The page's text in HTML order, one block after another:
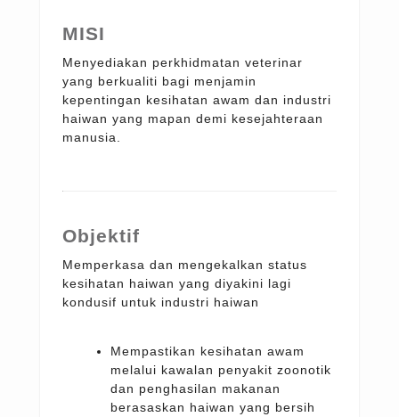
MISI
Menyediakan perkhidmatan veterinar
yang berkualiti bagi menjamin
kepentingan kesihatan awam dan industri
haiwan yang mapan demi kesejahteraan
manusia.
Objektif
Memperkasa dan mengekalkan status
kesihatan haiwan yang diyakini lagi
kondusif untuk industri haiwan
Mempastikan kesihatan awam
melalui kawalan penyakit zoonotik
dan penghasilan makanan
berasaskan haiwan yang bersih